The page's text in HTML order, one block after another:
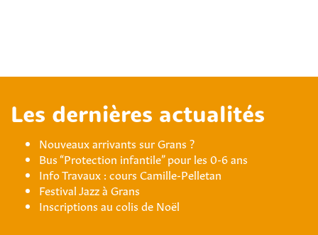
Les dernières actualités
Nouveaux arrivants sur Grans ?
Bus “Protection infantile” pour les 0-6 ans
Info Travaux : cours Camille-Pelletan
Festival Jazz à Grans
Inscriptions au colis de Noël